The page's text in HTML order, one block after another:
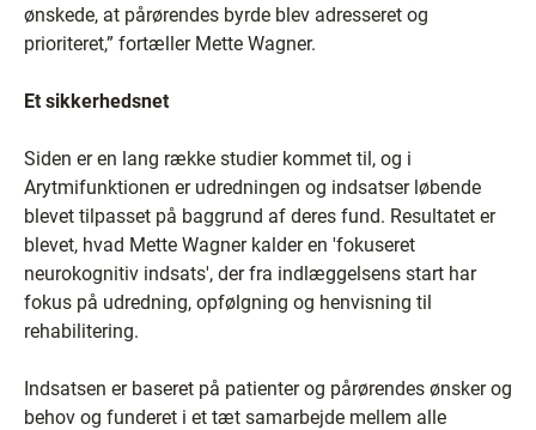
ønskede, at pårørendes byrde blev adresseret og
prioriteret,” fortæller Mette Wagner.
Et sikkerhedsnet
Siden er en lang række studier kommet til, og i
Arytmifunktionen er udredningen og indsatser løbende
blevet tilpasset på baggrund af deres fund. Resultatet er
blevet, hvad Mette Wagner kalder en 'fokuseret
neurokognitiv indsats', der fra indlæggelsens start har
fokus på udredning, opfølgning og henvisning til
rehabilitering.
Indsatsen er baseret på patienter og pårørendes ønsker og
behov og funderet i et tæt samarbejde mellem alle